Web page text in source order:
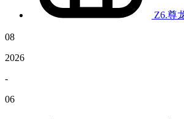
Z6.尊
08
2026
-
06